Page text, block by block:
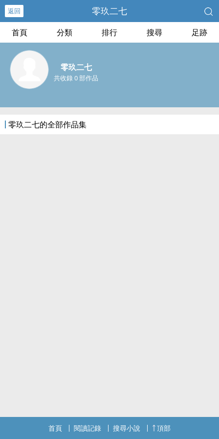
返回 零玖二七
首頁 分類 排行 搜尋 足跡
零玖二七
共收錄 0 部作品
零玖二七的全部作品集
首頁 閱讀記錄 搜尋小說 頂部